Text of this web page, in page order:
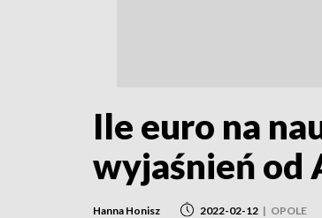
Ile euro na
wyjaśnień od
Hanna Honisz 2022-02-12 | OPOLE